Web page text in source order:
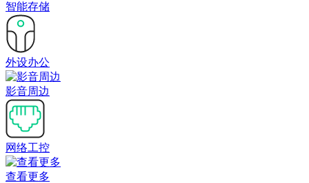
智能存储
外设办公
影音周边
网络工控
查看更多